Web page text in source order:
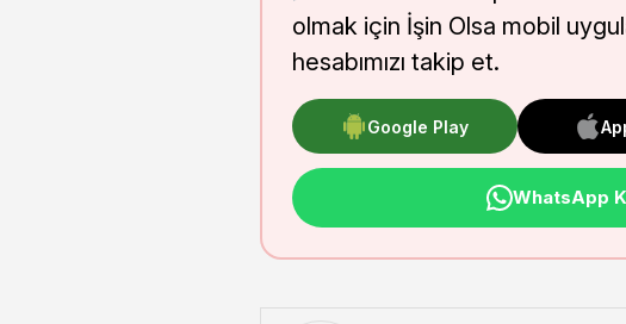
olmak için İşin Olsa mobil
hesabımızı takip et.
Google Play
WhatsApp